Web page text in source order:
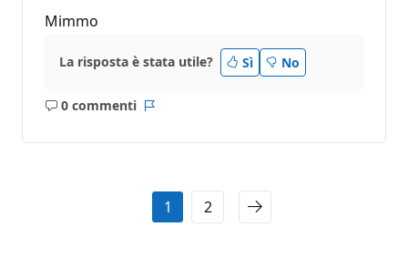
o
Mimmo
La risposta è stata utile? Sì No
0 commenti
Nessun
1 2